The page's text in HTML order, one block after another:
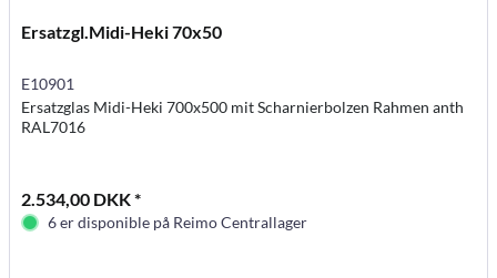
Ersatzgl.Midi-Heki 70x50
E10901
Ersatzglas Midi-Heki 700x500 mit Scharnierbolzen Rahmen anth
RAL7016
2.534,00 DKK *
6 er disponible på Reimo Centrallager